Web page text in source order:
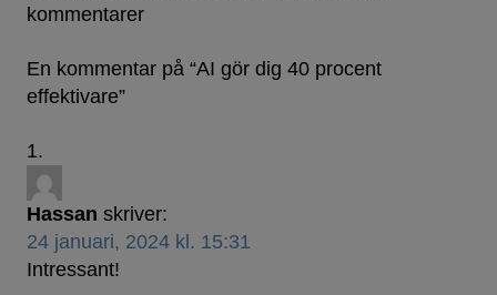
kommentarer
En kommentar på “AI gör dig 40 procent
effektivare”
Hassan skriver:
24 januari, 2024 kl. 15:31
Intressant!